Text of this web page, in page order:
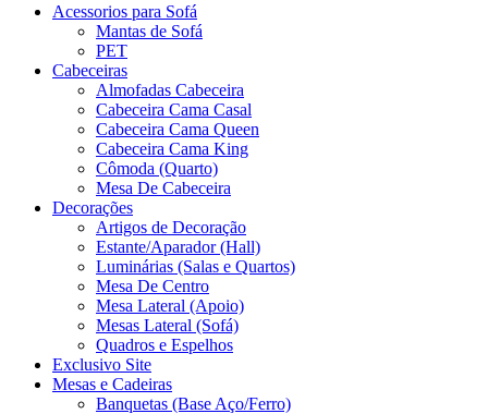
Acessorios para Sofá
Mantas de Sofá
PET
Cabeceiras
Almofadas Cabeceira
Cabeceira Cama Casal
Cabeceira Cama Queen
Cabeceira Cama King
Cômoda (Quarto)
Mesa De Cabeceira
Decorações
Artigos de Decoração
Estante/Aparador (Hall)
Luminárias (Salas e Quartos)
Mesa De Centro
Mesa Lateral (Apoio)
Mesas Lateral (Sofá)
Quadros e Espelhos
Exclusivo Site
Mesas e Cadeiras
Banquetas (Base Aço/Ferro)